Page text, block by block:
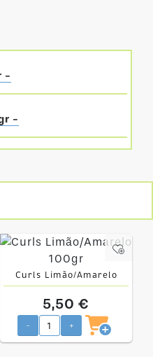
-
-
Curls Limão/Amarelo
100gr
5,50 €
- +